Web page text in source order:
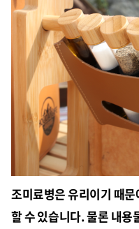
조미료병은 유리이기 때
할 수 있습니다. 물론 내용